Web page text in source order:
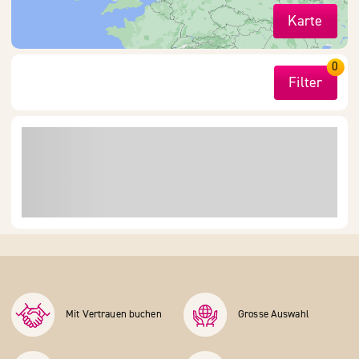
Karte
Filter
0
Mit Vertrauen buchen Grosse Auswahl